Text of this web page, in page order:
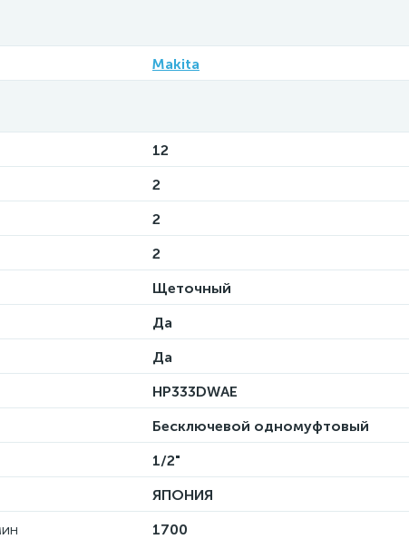
Makita
12
2
2
2
Щеточный
Да
Да
HP333DWAE
Бесключевой одномуфтовый
1/2"
ЯПОНИЯ
1700